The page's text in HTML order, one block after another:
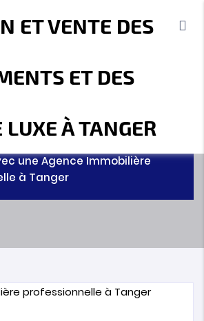
Location
immobilière Tanger
une Agence Immobilière
à Tanger